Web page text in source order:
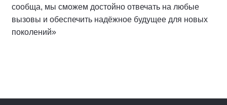
сообща, мы сможем достойно отвечать на любые
вызовы и обеспечить надёжное будущее для новых
поколений»